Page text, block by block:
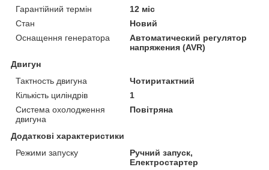
Гарантійний термін
12 міс
Стан
Новий
Оснащення генератора
Автоматический регулятор
напряжения (AVR)
Двигун
Тактность двигуна
Чотиритактний
Кількість циліндрів
1
Система охолодження
двигуна
Повітряна
Додаткові характеристики
Режими запуску
Ручний запуск,
Електростартер